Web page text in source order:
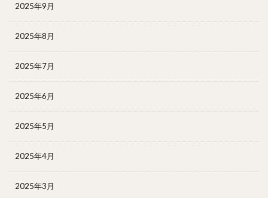
2025年9月
2025年8月
2025年7月
2025年6月
2025年5月
2025年4月
2025年3月